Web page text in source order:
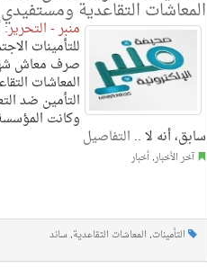
المعاشات التقاعدية
منبر - التحرير:
للتأمينات
صرف معاش
المعاشات
التأمين ضد
وكانت
سابق، أنه لا .. التفاصيل
آخر الأخبار,أخبار
التأمينات, المعاشات التقاعدية, ساند